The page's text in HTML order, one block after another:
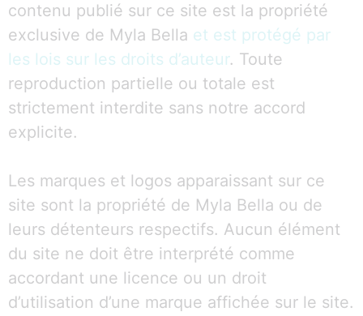
contenu publié sur ce site est la propriété
exclusive de Myla Bella et est protégé par
les lois sur les droits d’auteur. Toute
reproduction partielle ou totale est
strictement interdite sans notre accord
explicite.
Les marques et logos apparaissant sur ce
site sont la propriété de Myla Bella ou de
leurs détenteurs respectifs. Aucun élément
du site ne doit être interprété comme
accordant une licence ou un droit
d’utilisation d’une marque affichée sur le site.